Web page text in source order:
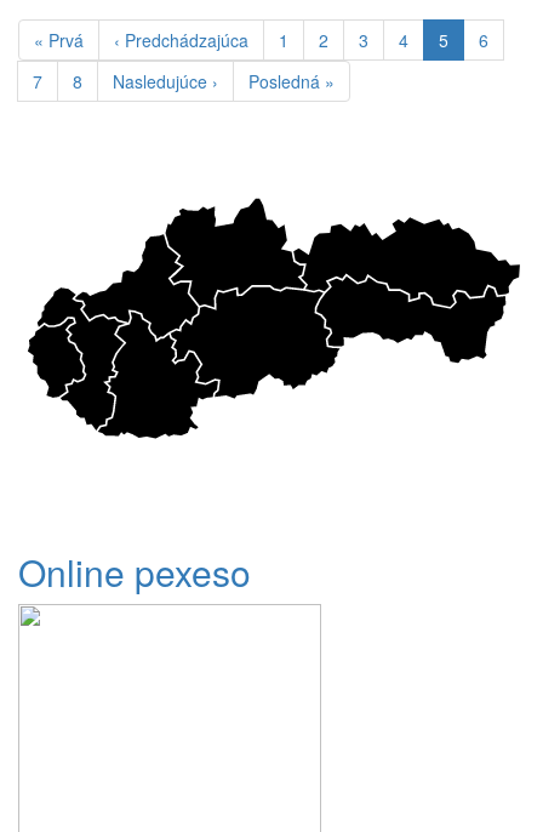
Pagination
First
page
« Prvá
Previous
page
‹ Predchádzajúca Stránka
1 Stránka
2 Stránka
3 Stránka
4
Aktuálna
stránka
5 Stránka
6
Stránka
7 Stránka
8
Ďalšia
strana
Nasledujúce ›
Posledná
strana
Posledná »
Online pexeso